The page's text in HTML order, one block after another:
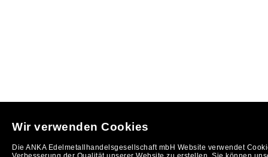
Wir verwenden Cookies
Die ANKA Edelmetallhandelsgesellschaft mbH Website verwendet